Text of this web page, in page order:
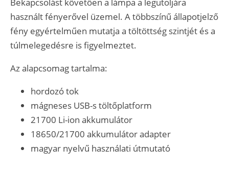
Bekapcsolást követően a lámpa a legutoljára
használt fényerővel üzemel. A többszínű állapotjelző
fény egyértelműen mutatja a töltöttség szintjét és a
túlmelegedésre is figyelmeztet.
Az alapcsomag tartalma:
hordozó tok
mágneses USB-s töltőplatform
21700 Li-ion akkumulátor
18650/21700 akkumulátor adapter
magyar nyelvű használati útmutató